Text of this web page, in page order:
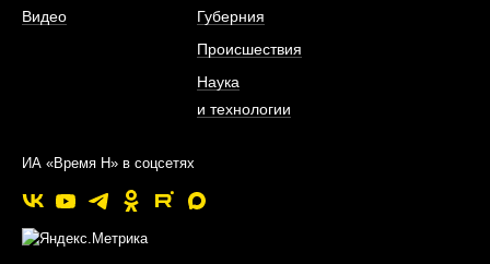
Видео
Губерния
Происшествия
Наука
и технологии
ИА «Время Н» в соцсетях